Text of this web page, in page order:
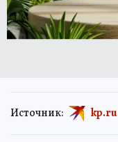
Источник: kp.ru